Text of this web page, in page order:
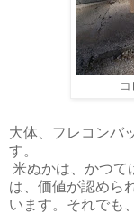
大体、フレコンバ
す。
米ぬかは、かつて
は、価値が認めら
います。それでも